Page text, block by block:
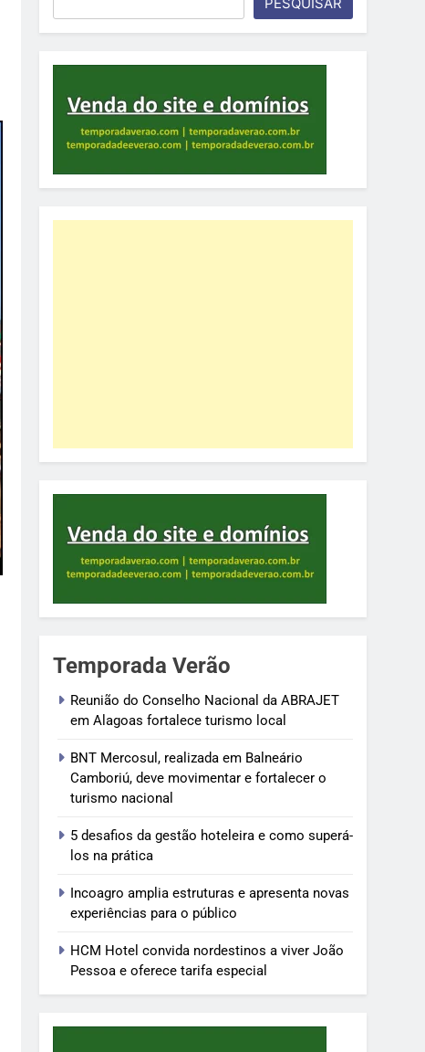
Temporada Verão
Reunião do Conselho Nacional da ABRAJET
em Alagoas fortalece turismo local
BNT Mercosul, realizada em Balneário
Camboriú, deve movimentar e fortalecer o
turismo nacional
5 desafios da gestão hoteleira e como superá-
los na prática
Incoagro amplia estruturas e apresenta novas
experiências para o público
HCM Hotel convida nordestinos a viver João
Pessoa e oferece tarifa especial